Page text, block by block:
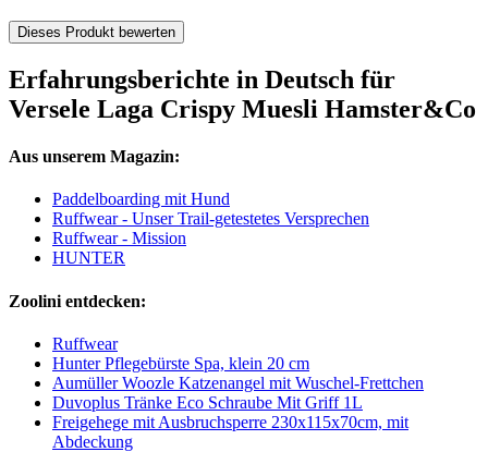
Dieses Produkt bewerten
Erfahrungsberichte in Deutsch für
Versele Laga Crispy Muesli Hamster&Co
Aus unserem Magazin:
Paddelboarding mit Hund
Ruffwear - Unser Trail-getestetes Versprechen
Ruffwear - Mission
HUNTER
Zoolini entdecken:
Ruffwear
Hunter Pflegebürste Spa, klein 20 cm
Aumüller Woozle Katzenangel mit Wuschel-Frettchen
Duvoplus Tränke Eco Schraube Mit Griff 1L
Freigehege mit Ausbruchsperre 230x115x70cm, mit
Abdeckung